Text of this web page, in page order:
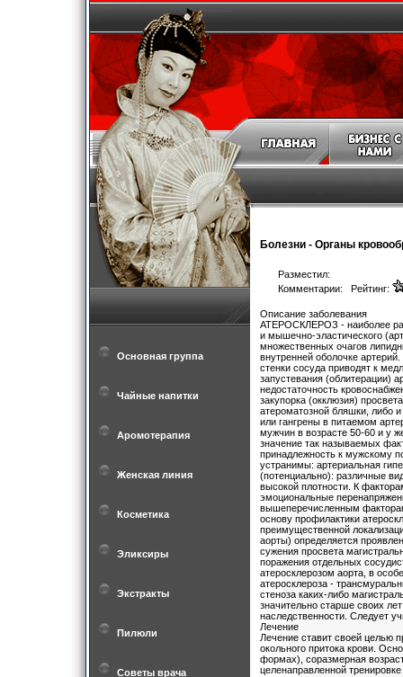
Основная группа
Чайные напитки
Аромотерапия
Женская линия
Косметика
Эликсиры
Экстракты
Пилюли
Советы врача
Болезни - Органы
Разместил:
Комментарии: Рейтинг:
Описание заболевания
АТЕРОСКЛЕРОЗ - наиболее
и мышечно-эластического
множественных очагов
внутренней оболочке
стенки сосуда приводят к
запустевания (облитерации)
недостаточность
закупорка (окклюзия)
атероматозной бляшки, либо
или гангрены в питаемом
мужчин в возрасте 50-60 и у
значение так называемых
принадлежность к мужскому
устранимы: артериальная
(потенциально): различные
высокой плотности. К
эмоциональные
вышеперечисленным
основу профилактики
преимущественной
аорты) определяется
сужения просвета
поражения отдельных
атеросклерозом аорта, в
атеросклероза -
стеноза каких-либо
значительно старше своих
наследственности. Следует
Лечение
Лечение ставит своей целью
окольного притока крови.
формах), соразмерная
целенаправленной